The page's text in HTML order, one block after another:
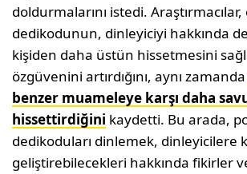
doldurmalarını istedi.
dedikodunun, dinleyiciyi hakkında
kişiden daha üstün hissetmesini
özgüvenini artırdığını, aynı
benzer muameleye karşı daha
hissettirdiğini kaydetti. Bu arada,
dedikoduları dinlemek, dinleyicilere
geliştirebilecekleri hakkında fikirler